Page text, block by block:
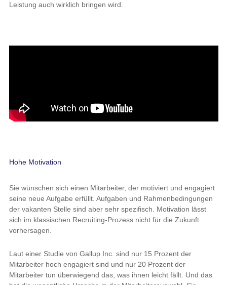
Leistung auch wirklich bringen wird.
Hohe Motivation
Sie wünschen sich einen Mitarbeiter, der motiviert und engagiert
seine neue Aufgabe erfüllt. Aufgaben und Rahmenbedingungen
der vakanten Stelle sind aber sehr spezifisch. Motivation lässt
sich im klassischen Recruiting-Prozess nicht für die Zukunft
vorhersagen.
Laut einer Studie von Gallup Inc. sind nur 15 Prozent der
Mitarbeiter hoch engagiert sind und nur 20 Prozent der
Mitarbeiter tun überwiegend das, was ihnen leicht fällt. Und das